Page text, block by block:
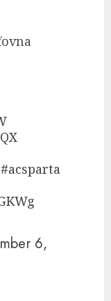
#acsparta
6,